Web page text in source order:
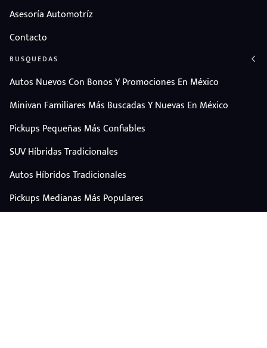
Asesoría Automotríz
Contacto
BUSQUEDAS
Autos Nuevos Con Bonos Y Promociones En México
Minivan Familiares Más Buscadas Y Nuevas En México
Pickups Pequeñas Más Confiables
SUV Híbridas Tradicionales
Autos Híbridos Tradicionales
Pickups Medianas Más Populares